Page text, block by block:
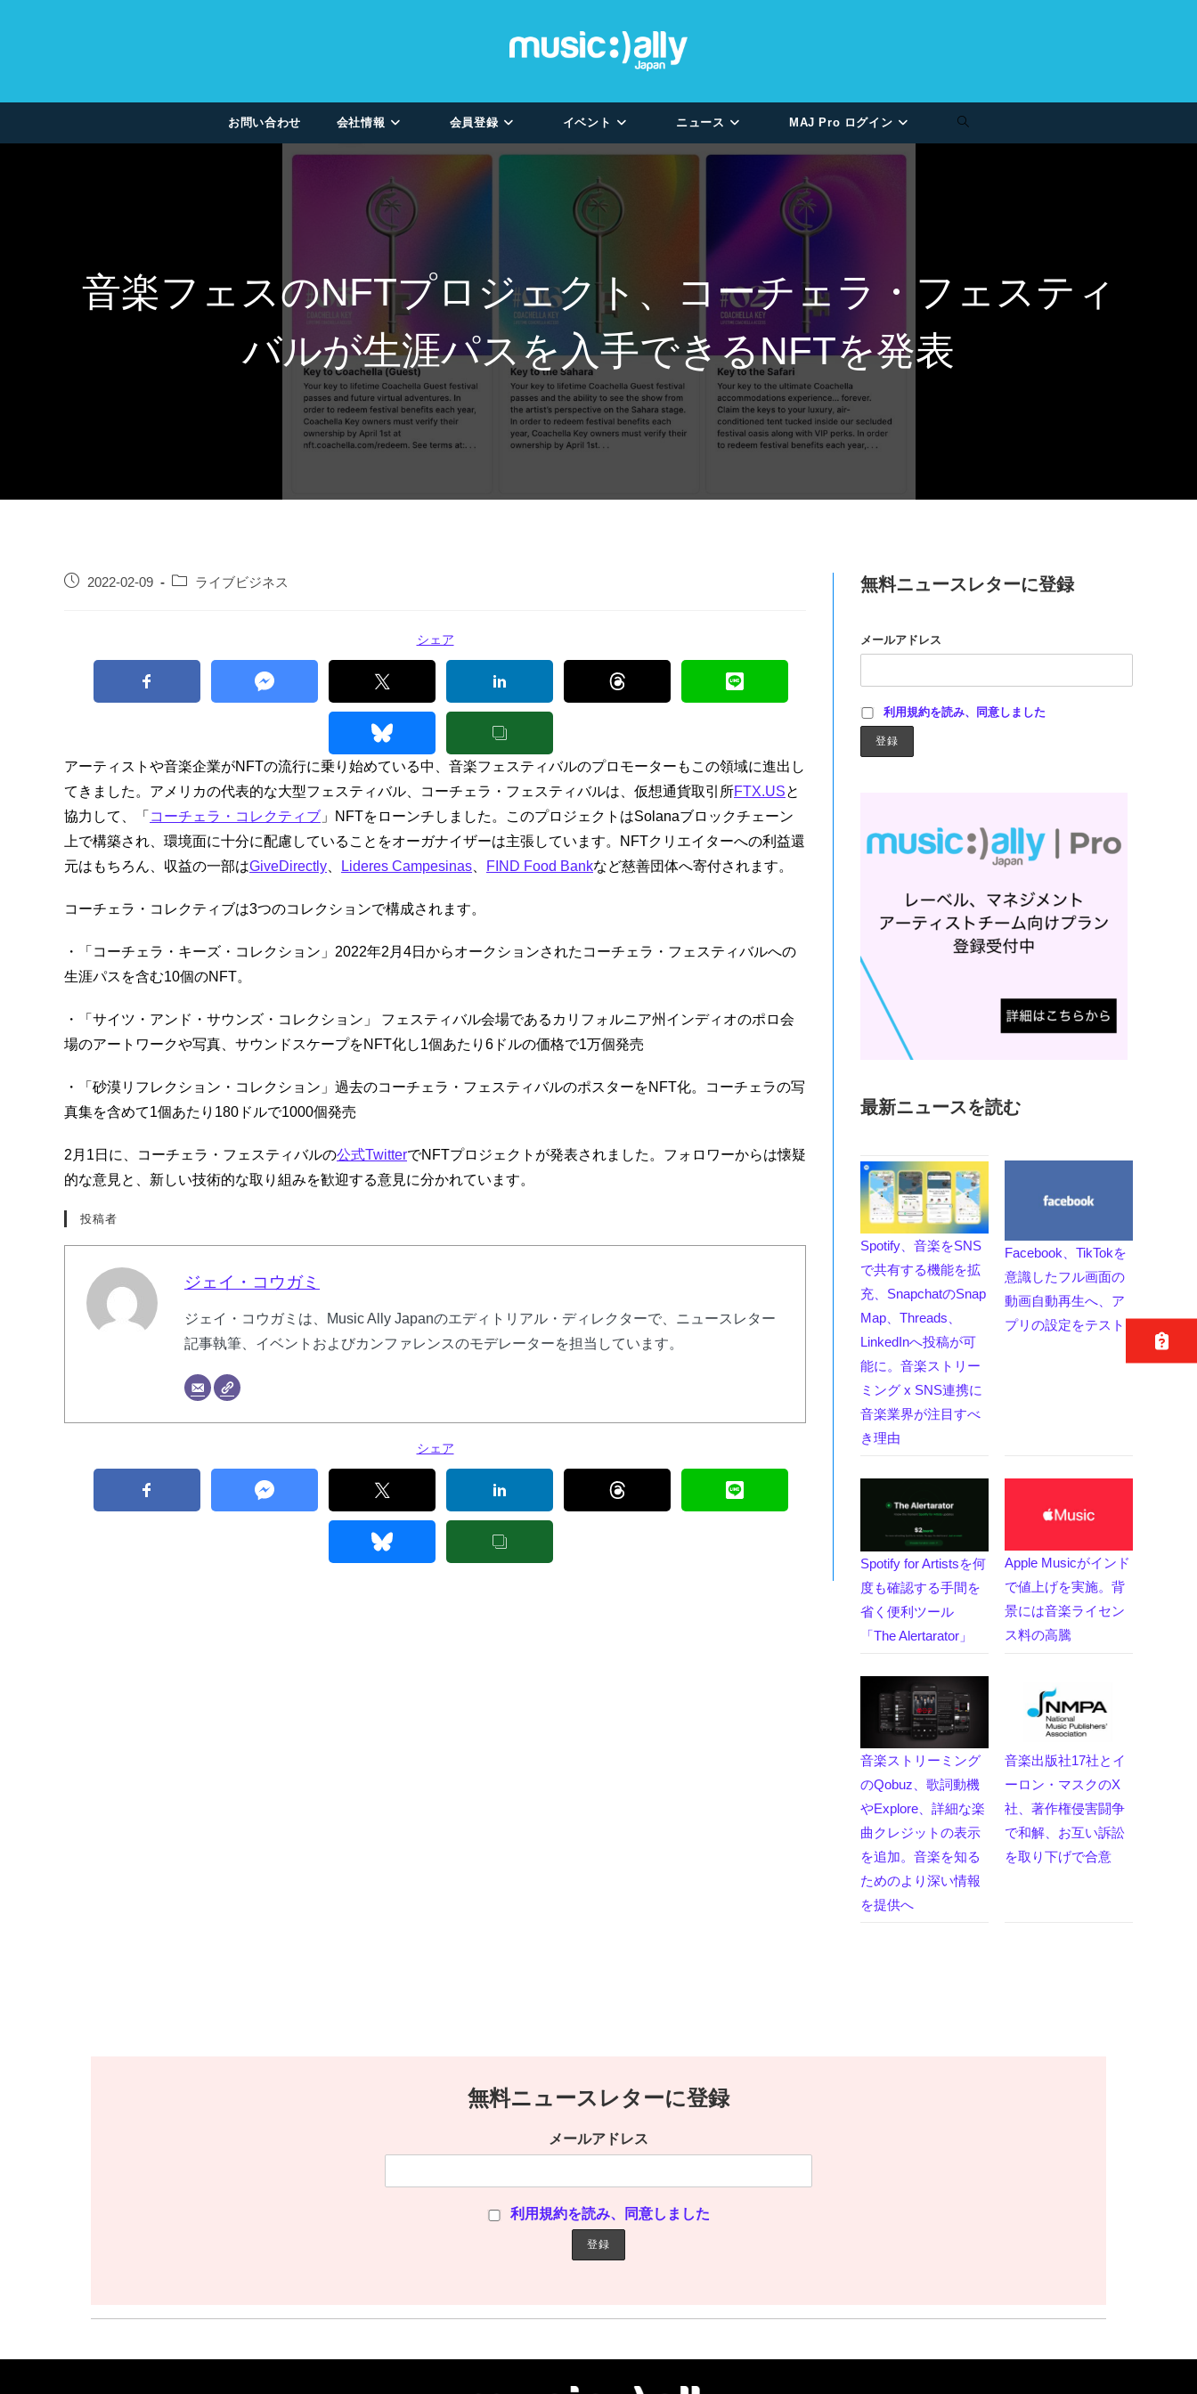
お問い合わせ 会社情報 会員登録 イベント ニュース MAJ Pro ログイン
音楽フェスのNFTプロジェクト、コーチェラ・フェスティ
バルが生涯パスを入手できるNFTを発表
2022-02-09 ライブビジネス
シェア
アーティストや音楽企業がNFTの流行に乗り始めている中、音楽フェスティバルのプロモーターもこの領域に進出し
てきました。アメリカの代表的な大型フェスティバル、コーチェラ・フェスティバルは、仮想通貨取引所FTX.USと
協力して、「 コーチェラ・コレクティブ 」NFTをローンチしました。このプロジェクトはSolanaブロックチェーン
上で構築され、環境面に十分に配慮していることをオーガナイザーは主張しています。NFTクリエイターへの利益還
元はもちろん、収益の一部はGiveDirectly Lideres Campesinas FIND Food Bankなど慈善団体へ寄付されます。
コーチェラ・コレクティブは3つのコレクションで構成されます。
・「コーチェラ・キーズ・コレクション」2022年2月4日からオークションされたコーチェラ・フェスティバルへの
生涯パスを含む10個のNFT。
・「サイツ・アンド・サウンズ・コレクション」 フェスティバル会場であるカリフォルニア州インディオのポロ会
場のアートワークや写真、サウンドスケープをNFT化し1個あたり6ドルの価格で1万個発売
・「砂漠リフレクション・コレクション」過去のコーチェラ・フェスティバルのポスターをNFT化。コーチェラの写
真集を含めて1個あたり180ドルで1000個発売
2月1日に、コーチェラ・フェスティバルの公式TwitterでNFTプロジェクトが発表されました。フォロワーからは懐疑
的な意見と、新しい技術的な取り組みを歓迎する意見に分かれています。
投稿者
ジェイ・コウガミ
ジェイ・コウガミは、Music Ally Japanのエディトリアル・ディレクターで、ニュースレター
記事執筆、イベントおよびカンファレンスのモデレーターを担当しています。
シェア
無料ニュースレターに登録
メールアドレス
利用規約を読み、同意しました
最新ニュースを読む
Spotify、音楽をSNS
で共有する機能を拡
充、SnapchatのSnap
Map、Threads、
LinkedInへ投稿が可
能に。音楽ストリー
ミング x SNS連携に
音楽業界が注目すべ
き理由
Facebook、TikTokを
意識したフル画面の
動画自動再生へ、ア
プリの設定をテスト
Spotify for Artistsを何
度も確認する手間を
省く便利ツール
「The Alertarator」
Apple Musicがインド
で値上げを実施。背
景には音楽ライセン
ス料の高騰
音楽ストリーミング
のQobuz、歌詞動機
やExplore、詳細な楽
曲クレジットの表示
を追加。音楽を知る
ためのより深い情報
を提供へ
音楽出版社17社とイ
ーロン・マスクのX
社、著作権侵害闘争
で和解、お互い訴訟
を取り下げで合意
無料ニュースレターに登録
メールアドレス
利用規約を読み、同意しました